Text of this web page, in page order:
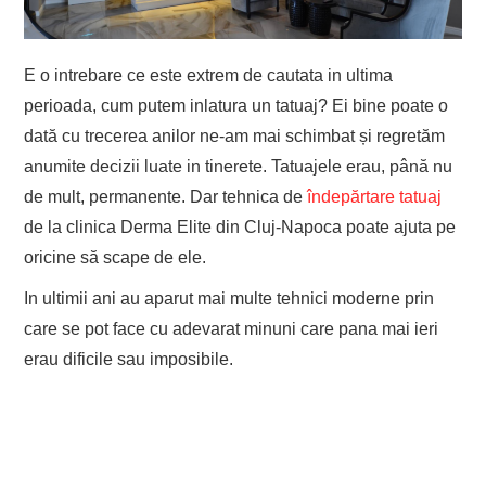
EVENIMENTE
BICICLETE
E o intrebare ce este extrem de cautata in ultima
perioada, cum putem inlatura un tatuaj? Ei bine poate o
dată cu trecerea anilor ne-am mai schimbat și regretăm
anumite decizii luate in tinerete. Tatuajele erau, până nu
de mult, permanente. Dar tehnica deîndepărtare tatuaj
de la clinica Derma Elite din Cluj-Napoca poate ajuta pe
oricine să scape de ele.
In ultimii ani au aparut mai multe tehnici moderne prin
care se pot face cu adevarat minuni care pana mai ieri
erau dificile sau imposibile.